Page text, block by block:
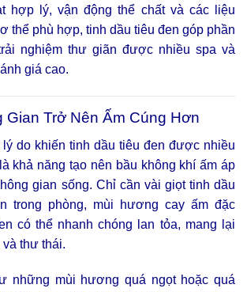
hợp lý, vận động thể chất và các liệu
thể phù hợp, tinh dầu tiêu đen góp phần
nghiệm thư giãn được nhiều spa và
giá cao.
Gian Trở Nên Ấm Cúng Hơn
lý do khiến tinh dầu tiêu đen được nhiều
khả năng tạo nên bầu không khí ấm áp
gian sống. Chỉ cần vài giọt tinh dầu
trong phòng, mùi hương cay ấm đặc
có thể nhanh chóng lan tỏa, mang lại
thư thái.
những mùi hương quá ngọt hoặc quá